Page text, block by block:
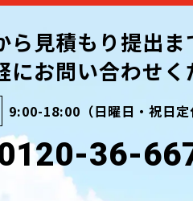
見積もり提出ま
にお問い合わせく
9:00-18:00（日曜日・祝日定
36-